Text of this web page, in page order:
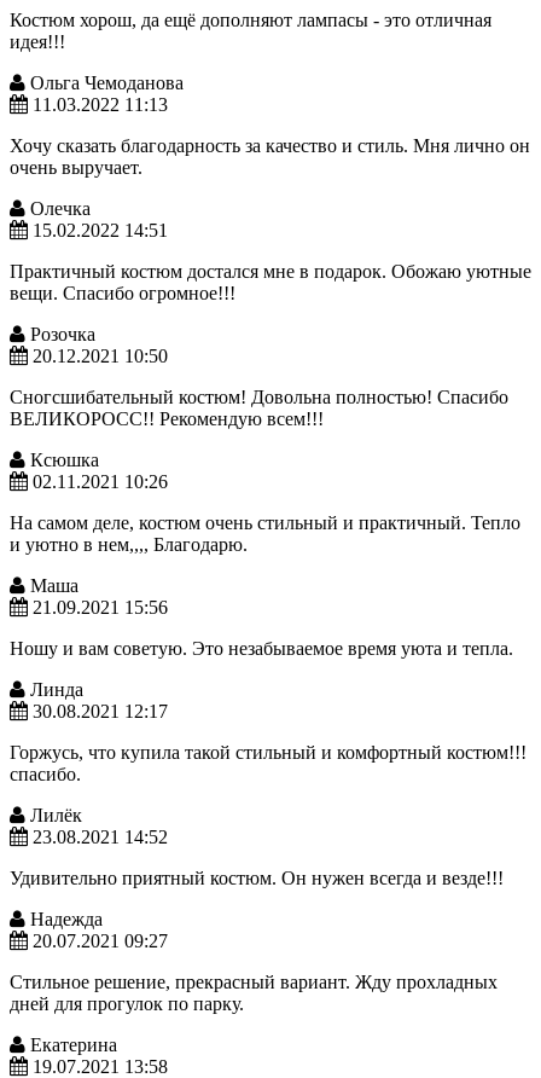
Костюм хорош, да ещё дополняют лампасы - это отличная
идея!!!
Ольга Чемоданова
11.03.2022 11:13
Хочу сказать благодарность за качество и стиль. Мня лично он
очень выручает.
Олечка
15.02.2022 14:51
Практичный костюм достался мне в подарок. Обожаю уютные
вещи. Спасибо огромное!!!
Розочка
20.12.2021 10:50
Сногсшибательный костюм! Довольна полностью! Спасибо
ВЕЛИКОРОСС!! Рекомендую всем!!!
Ксюшка
02.11.2021 10:26
На самом деле, костюм очень стильный и практичный. Тепло
и уютно в нем,,,, Благодарю.
Маша
21.09.2021 15:56
Ношу и вам советую. Это незабываемое время уюта и тепла.
Линда
30.08.2021 12:17
Горжусь, что купила такой стильный и комфортный костюм!!!
спасибо.
Лилёк
23.08.2021 14:52
Удивительно приятный костюм. Он нужен всегда и везде!!!
Надежда
20.07.2021 09:27
Стильное решение, прекрасный вариант. Жду прохладных
дней для прогулок по парку.
Екатерина
19.07.2021 13:58